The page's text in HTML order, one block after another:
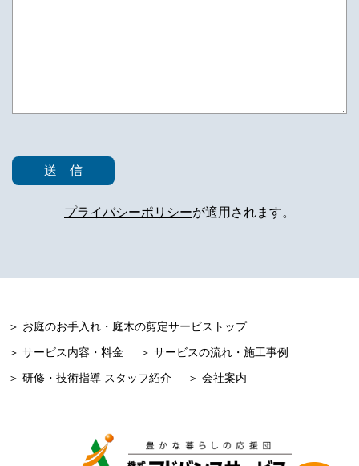
プライバシーポリシーが適用されます。
＞ お庭のお手入れ・庭木の剪定サービストップ
＞ サービス内容・料金
＞ サービスの流れ・施工事例
＞ 研修・技術指導 スタッフ紹介
＞ 会社案内